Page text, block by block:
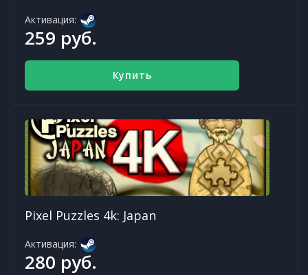
Активация:
259 руб.
Купить
Pixel Puzzles 4k: Japan
Активация:
280 руб.